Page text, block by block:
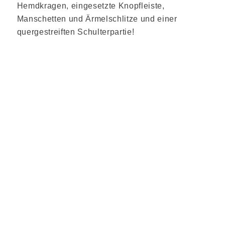
Hemdkragen, eingesetzte Knopfleiste,
Manschetten und Ärmelschlitze und einer
quergestreiften Schulterpartie!